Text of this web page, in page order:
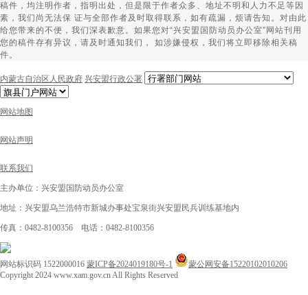
稿件，均注明作者，指明出处，但是限于作者众多、地址不明和人力不足等因
素，我们尚无法保 证与全部作者及时取得联系，如有疏漏，烦请告知。对由此
给您带来的不便，我们深表歉意。如果您对“兴安盟国防动员办公室”网站刊用
您的稿件存有异议，请及时通知我们， 如涉嫌侵权，我们将立即移除相关稿
件。
内蒙古自治区人民政府 兴安盟行政公署
网站地图
网站声明
联系我们
主办单位：兴安盟国防动员办公室
地址：兴安盟乌兰浩特市新城办事处宝泉街兴安盟民兵训练基地内
传真：0482-8100356 电话：0482-8100356
网站标识码 1522000016 蒙ICP备2024019180号-1
蒙公网安备15220102010206
Copyright 2024 www.xam.gov.cn All Rights Reserved